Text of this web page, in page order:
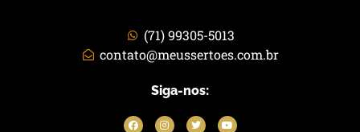
(71) 99305-5013
contato@meussertoes.com.br
Siga-nos: